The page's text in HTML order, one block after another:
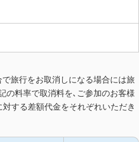
旅行をお取消しになる場合には旅
の料率で取消料を､ご参加のお客様
する差額代金をそれぞれいただき